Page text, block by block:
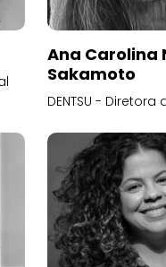
Ana Carolina
Sakamoto
DENTSU -